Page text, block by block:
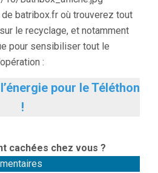
batribox.fr où trouverez tout
le recyclage, et notamment
pour sensibiliser tout le
:
pour le Téléthon
!
cachées chez vous ?